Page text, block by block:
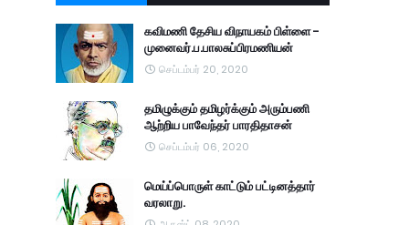
கவிமணி தேசிய விநாயகம் பிள்ளை -
முனைவர்.ப.பாலசுப்பிரமணியன்
செப்டம்பர் 20, 2020
தமிழுக்கும் தமிழர்க்கும் அரும்பணி
ஆற்றிய பாவேந்தர் பாரதிதாசன்
செப்டம்பர் 06, 2020
மெய்ப்பொருள் காட்டும் பட்டினத்தார்
வரலாறு.